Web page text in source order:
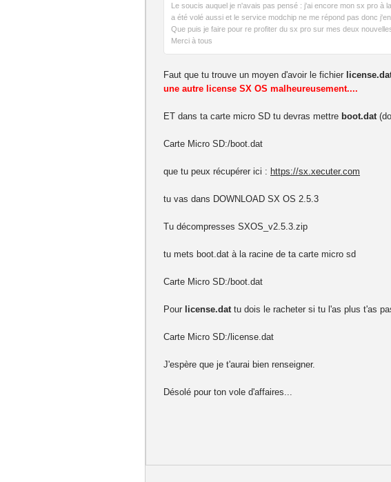
Le soucis auquel je n'avais pas pensé : j'ai encore mon sx pro à
a été volé aussi et le service modchip ne me répond pas donc
Que puis je faire pour re profiter du sx pro sur mes deux
Merci à tous
Faut que tu trouve un moyen d'avoir le fichier
une autre license SX OS malheureusement....
ET dans ta carte micro SD tu devras mettre boot.dat
Carte Micro SD:/boot.dat
que tu peux récupérer ici : https://sx.xecuter.com
tu vas dans DOWNLOAD SX OS 2.5.3
Tu décompresses SXOS_v2.5.3.zip
tu mets boot.dat à la racine de ta carte micro sd
Carte Micro SD:/boot.dat
Pour license.dattu dois le racheter si tu l'as plus t'as
Carte Micro SD:/license.dat
J'espère que je t'aurai bien renseigner.
Désolé pour ton vole d'affaires...